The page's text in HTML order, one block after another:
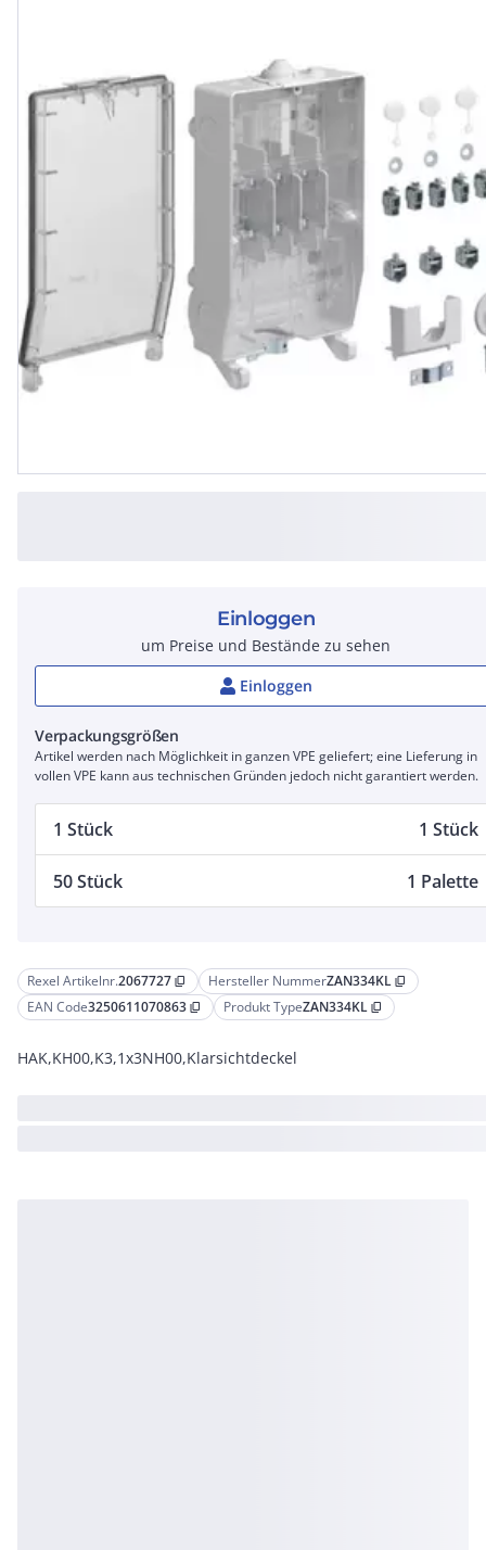
Rexel Artikelnr.2067727 content_copy Hersteller NummerZAN334KL content_copy
EAN Code3250611070863 content_copy Produkt TypeZAN334KL content_copy
HAK,KH00,K3,1x3NH00,Klarsichtdeckel
Einloggen
um Preise und Bestände zu sehen
Einloggen
Verpackungsgrößen
Artikel werden nach Möglichkeit in ganzen VPE geliefert; eine Lieferung in
vollen VPE kann aus technischen Gründen jedoch nicht garantiert werden.
1 Stück 1 Stück
50 Stück 1 Palette